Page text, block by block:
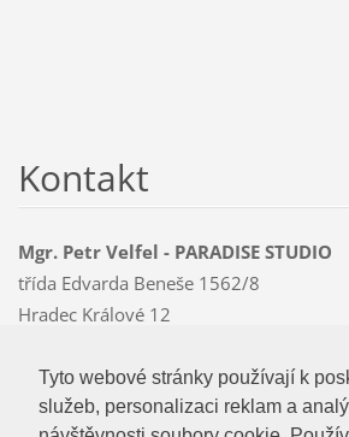
Tyto webové stránky používají k
služeb, personalizaci reklam a
Tyto webové stránky používají k
služeb, personalizaci reklam a
Kontakt
Mgr. Petr Velfel - PARADISE STUDIO
třída Edvarda Beneše 1562/8
Hradec Králové 12
Mobil: 603 478 763
paradise@czMEDIA.eu